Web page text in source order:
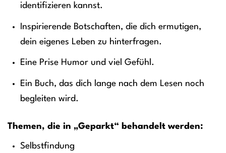
identifizieren kannst.
Inspirierende Botschaften, die dich ermutigen,
dein eigenes Leben zu hinterfragen.
Eine Prise Humor und viel Gefühl.
Ein Buch, das dich lange nach dem Lesen noch
begleiten wird.
Themen, die in „Geparkt“ behandelt werden:
Selbstfindung